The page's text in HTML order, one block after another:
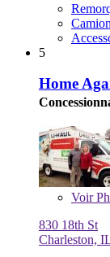
5
Home
Voir
830 18th St
Charleston,